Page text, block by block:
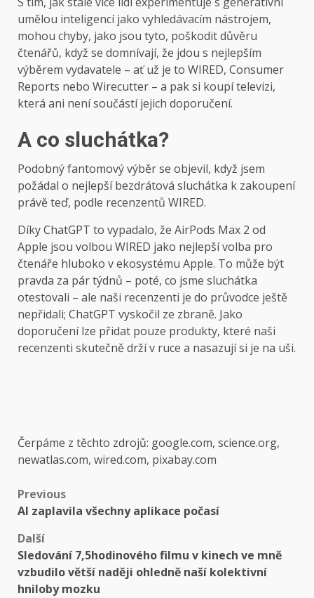
umělou inteligencí jako vyhledávacím nástrojem,
mohou chyby, jako jsou tyto, poškodit důvěru
čtenářů, když se domnívají, že jdou s nejlepším
výběrem vydavatele – ať už je to WIRED, Consumer
Reports nebo Wirecutter – a pak si koupí televizi,
která ani není součástí jejich doporučení.
A co sluchátka?
Podobný fantomový výběr se objevil, když jsem
požádal o nejlepší bezdrátová sluchátka k zakoupení
právě teď, podle recenzentů WIRED.
Díky ChatGPT to vypadalo, že AirPods Max 2 od
Apple jsou volbou WIRED jako nejlepší volba pro
čtenáře hluboko v ekosystému Apple. To může být
pravda za pár týdnů – poté, co jsme sluchátka
otestovali – ale naši recenzenti je do průvodce ještě
nepřidali; ChatGPT vyskočil ze zbraně. Jako
doporučení lze přidat pouze produkty, které naši
recenzenti skutečně drží v ruce a nasazují si je na uši.
Čerpáme z těchto zdrojů: google.com, science.org,
newatlas.com, wired.com, pixabay.com
Post
navigation
Previous
AI zaplavila všechny aplikace počasí
Další
Sledování 7,5hodinového filmu v kinech ve mně
vzbudilo větší naději ohledně naší kolektivní
hniloby mozku